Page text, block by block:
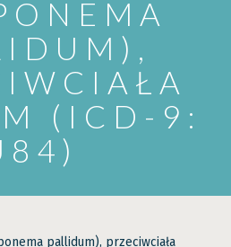
(ICD-9:
pallidum), przeciwciała